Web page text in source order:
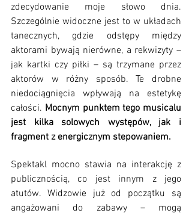
zdecydowanie moje słowo dnia.
Szczególnie widoczne jest to w układach
tanecznych, gdzie odstępy między
aktorami bywają nierówne, a rekwizyty –
jak kartki czy piłki – są trzymane przez
aktorów w różny sposób. Te drobne
niedociągnięcia wpływają na estetykę
całości. Mocnym punktem tego musicalu
jest kilka solowych występów, jak i
fragment z energicznym stepowaniem.
Spektakl mocno stawia na interakcję z
publicznością, co jest innym z jego
atutów. Widzowie już od początku są
angażowani do zabawy – mogą